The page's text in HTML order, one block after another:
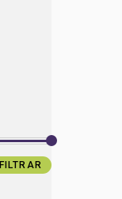
FILTRAR